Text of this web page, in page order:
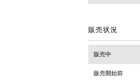
販売状況
販売中
販売開始前